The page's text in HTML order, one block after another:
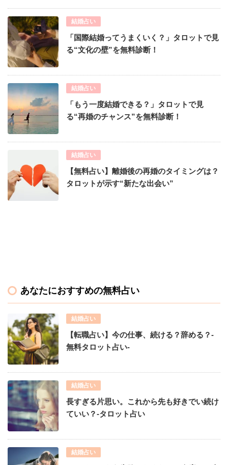
結婚占い
「国際結婚ってうまくいく？」タロットで見
る“文化の壁”を無料診断！
結婚占い
「もう一度結婚できる？」タロットで見
る“再婚のチャンス”を無料診断！
結婚占い
【無料占い】離婚後の再婚のタイミングは？
タロットが示す“新たな出会い”
あなたにおすすめの無料占い
結婚占い
【転職占い】今の仕事、続ける？辞める？-
無料タロット占い-
結婚占い
長すぎる片思い。これから先も好きでい続け
ていい？-タロット占い
結婚占い